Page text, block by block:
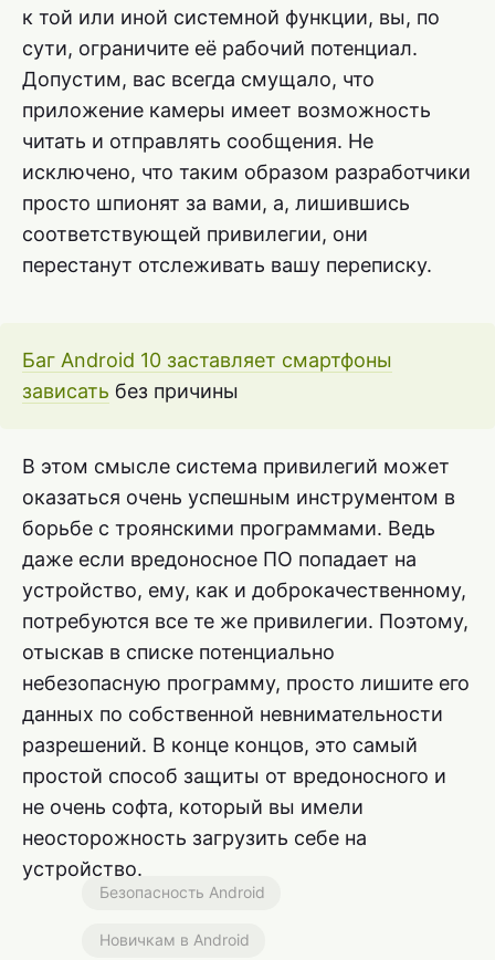
к той или иной системной функции, вы, по
сути, ограничите её рабочий потенциал.
Допустим, вас всегда смущало, что
приложение камеры имеет возможность
читать и отправлять сообщения. Не
исключено, что таким образом разработчики
просто шпионят за вами, а, лишившись
соответствующей привилегии, они
перестанут отслеживать вашу переписку.
Баг Android 10 заставляет смартфоны
зависать без причины
В этом смысле система привилегий может
оказаться очень успешным инструментом в
борьбе с троянскими программами. Ведь
даже если вредоносное ПО попадает на
устройство, ему, как и доброкачественному,
потребуются все те же привилегии. Поэтому,
отыскав в списке потенциально
небезопасную программу, просто лишите его
данных по собственной невнимательности
разрешений. В конце концов, это самый
простой способ защиты от вредоносного и
не очень софта, который вы имели
неосторожность загрузить себе на
устройство.
Безопасность Android
Новичкам в Android